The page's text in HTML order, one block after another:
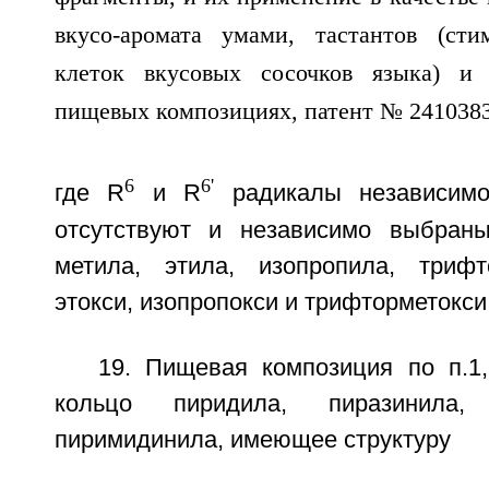
где R6 и R6'
радикалы
отсутствуют и независимо
метила, этила, изопропила,
этокси, изопропокси и
19. Пищевая композиция по
кольцо пиридила,
пиримидинила, имеющее структуру